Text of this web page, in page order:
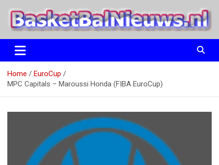
naar
BasketBalNieuws.nl
Etten
Home
EuroCup
MPC Capitals – Maroussi Honda (FIBA EuroCup)